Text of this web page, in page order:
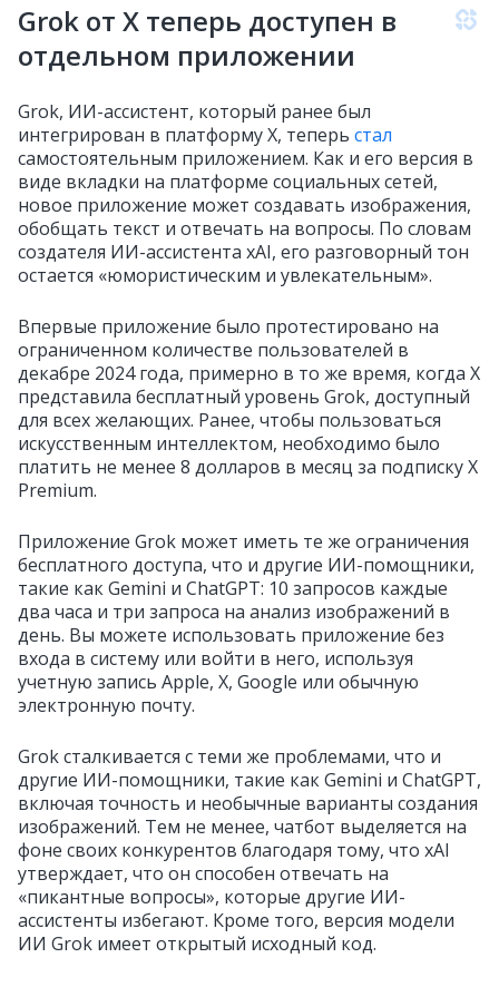
Grok от X теперь доступен в
отдельном приложении
Grok, ИИ-ассистент, который ранее был
интегрирован в платформу X, теперь стал
самостоятельным приложением. Как и его версия в
виде вкладки на платформе социальных сетей,
новое приложение может создавать изображения,
обобщать текст и отвечать на вопросы. По словам
создателя ИИ-ассистента xAI, его разговорный тон
остается «юмористическим и увлекательным».
Впервые приложение было протестировано на
ограниченном количестве пользователей в
декабре 2024 года, примерно в то же время, когда X
представила бесплатный уровень Grok, доступный
для всех желающих. Ранее, чтобы пользоваться
искусственным интеллектом, необходимо было
платить не менее 8 долларов в месяц за подписку X
Premium.
Приложение Grok может иметь те же ограничения
бесплатного доступа, что и другие ИИ-помощники,
такие как Gemini и ChatGPT: 10 запросов каждые
два часа и три запроса на анализ изображений в
день. Вы можете использовать приложение без
входа в систему или войти в него, используя
учетную запись Apple, X, Google или обычную
электронную почту.
Grok сталкивается с теми же проблемами, что и
другие ИИ-помощники, такие как Gemini и ChatGPT,
включая точность и необычные варианты создания
изображений. Тем не менее, чатбот выделяется на
фоне своих конкурентов благодаря тому, что xAI
утверждает, что он способен отвечать на
«пикантные вопросы», которые другие ИИ-
ассистенты избегают. Кроме того, версия модели
ИИ Grok имеет открытый исходный код.